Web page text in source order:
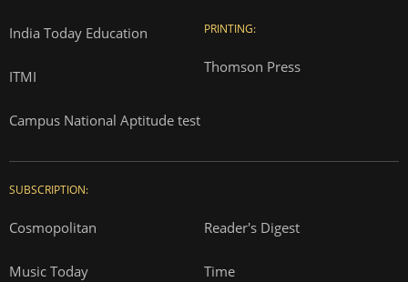
India Today Education
ITMI
Campus National Aptitude test
PRINTING:
Thomson Press
SUBSCRIPTION:
Cosmopolitan Reader's Digest
Music Today Time